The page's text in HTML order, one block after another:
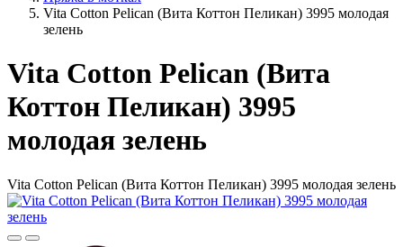
Vita Cotton Pelican (Вита Коттон Пеликан) 3995 молодая
зелень
Vita Cotton Pelican (Вита
Коттон Пеликан) 3995
молодая зелень
Vita Cotton Pelican (Вита Коттон Пеликан) 3995 молодая зелень